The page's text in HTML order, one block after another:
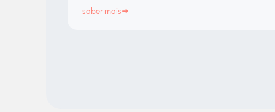
saber mais